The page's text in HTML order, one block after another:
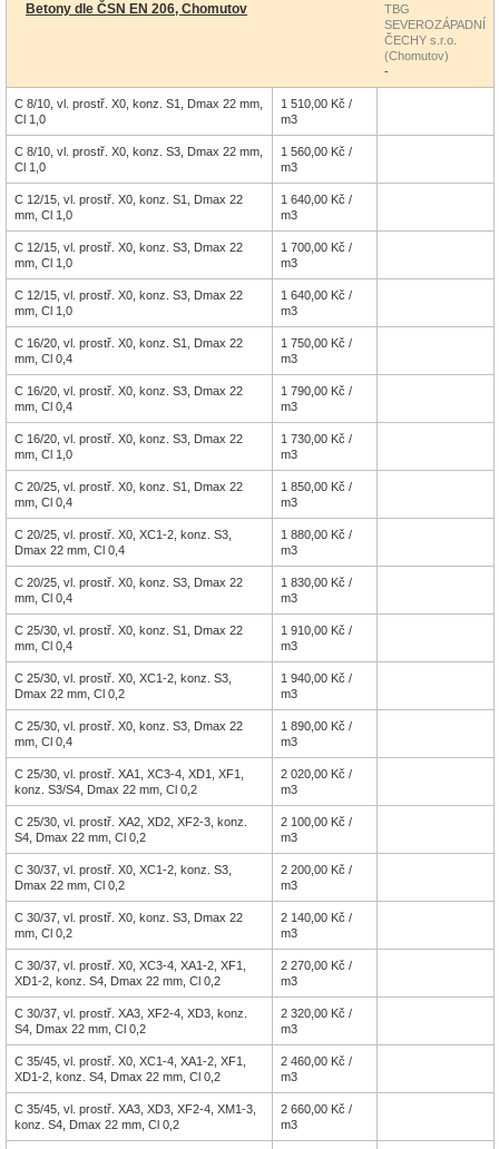
Betony dle ČSN EN 206, Chomutov
TBG
SEVEROZÁPADNÍ
ČECHY s.r.o.
(Chomutov)
-
C 8/10, vl. prostř. X0, konz. S1, Dmax 22 mm,
Cl 1,0
1 510,00 Kč /
m3
C 8/10, vl. prostř. X0, konz. S3, Dmax 22 mm,
Cl 1,0
1 560,00 Kč /
m3
C 12/15, vl. prostř. X0, konz. S1, Dmax 22
mm, Cl 1,0
1 640,00 Kč /
m3
C 12/15, vl. prostř. X0, konz. S3, Dmax 22
mm, Cl 1,0
1 700,00 Kč /
m3
C 12/15, vl. prostř. X0, konz. S3, Dmax 22
mm, Cl 1,0
1 640,00 Kč /
m3
C 16/20, vl. prostř. X0, konz. S1, Dmax 22
mm, Cl 0,4
1 750,00 Kč /
m3
C 16/20, vl. prostř. X0, konz. S3, Dmax 22
mm, Cl 0,4
1 790,00 Kč /
m3
C 16/20, vl. prostř. X0, konz. S3, Dmax 22
mm, Cl 1,0
1 730,00 Kč /
m3
C 20/25, vl. prostř. X0, konz. S1, Dmax 22
mm, Cl 0,4
1 850,00 Kč /
m3
C 20/25, vl. prostř. X0, XC1-2, konz. S3,
Dmax 22 mm, Cl 0,4
1 880,00 Kč /
m3
C 20/25, vl. prostř. X0, konz. S3, Dmax 22
mm, Cl 0,4
1 830,00 Kč /
m3
C 25/30, vl. prostř. X0, konz. S1, Dmax 22
mm, Cl 0,4
1 910,00 Kč /
m3
C 25/30, vl. prostř. X0, XC1-2, konz. S3,
Dmax 22 mm, Cl 0,2
1 940,00 Kč /
m3
C 25/30, vl. prostř. X0, konz. S3, Dmax 22
mm, Cl 0,4
1 890,00 Kč /
m3
C 25/30, vl. prostř. XA1, XC3-4, XD1, XF1,
konz. S3/S4, Dmax 22 mm, Cl 0,2
2 020,00 Kč /
m3
C 25/30, vl. prostř. XA2, XD2, XF2-3, konz.
S4, Dmax 22 mm, Cl 0,2
2 100,00 Kč /
m3
C 30/37, vl. prostř. X0, XC1-2, konz. S3,
Dmax 22 mm, Cl 0,2
2 200,00 Kč /
m3
C 30/37, vl. prostř. X0, konz. S3, Dmax 22
mm, Cl 0,2
2 140,00 Kč /
m3
C 30/37, vl. prostř. X0, XC3-4, XA1-2, XF1,
XD1-2, konz. S4, Dmax 22 mm, Cl 0,2
2 270,00 Kč /
m3
C 30/37, vl. prostř. XA3, XF2-4, XD3, konz.
S4, Dmax 22 mm, Cl 0,2
2 320,00 Kč /
m3
C 35/45, vl. prostř. X0, XC1-4, XA1-2, XF1,
XD1-2, konz. S4, Dmax 22 mm, Cl 0,2
2 460,00 Kč /
m3
C 35/45, vl. prostř. XA3, XD3, XF2-4, XM1-3,
konz. S4, Dmax 22 mm, Cl 0,2
2 660,00 Kč /
m3